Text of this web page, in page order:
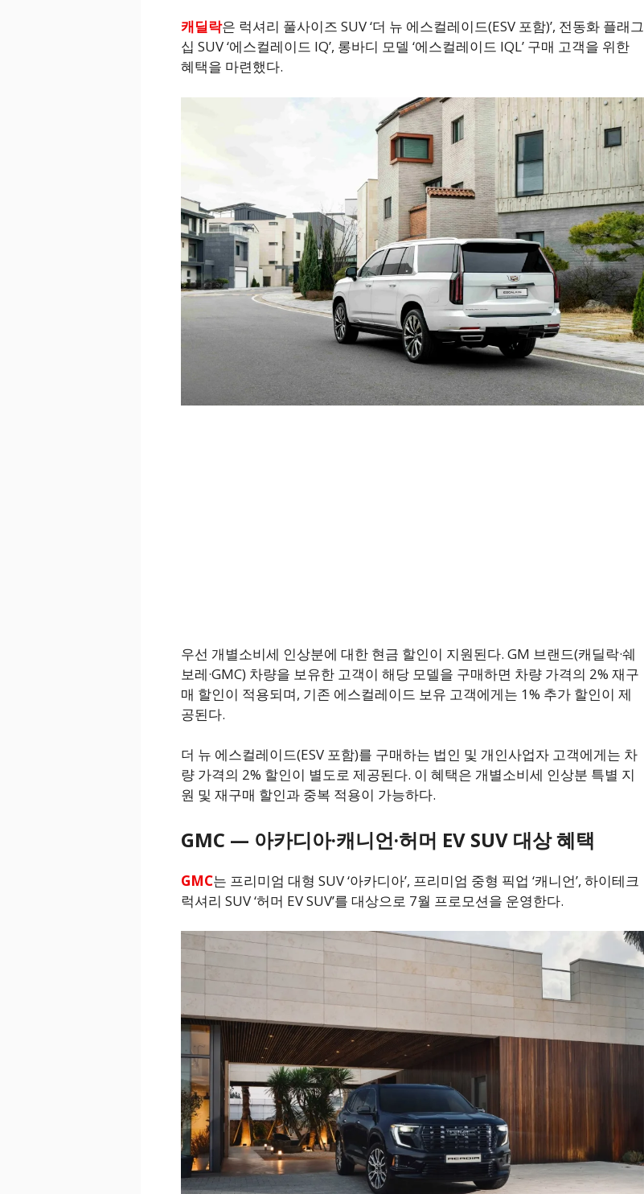
캐딜락은 럭셔리 풀사이즈 SUV ‘더 뉴 에스컬레이드(ESV 포함)’, 전동화 플래그
십 SUV ‘에스컬레이드 IQ’, 롱바디 모델 ‘에스컬레이드 IQL’ 구매 고객을 위한
혜택을 마련했다.
우선 개별소비세 인상분에 대한 현금 할인이 지원된다. GM 브랜드(캐딜락·쉐
보레·GMC) 차량을 보유한 고객이 해당 모델을 구매하면 차량 가격의 2% 재구
매 할인이 적용되며, 기존 에스컬레이드 보유 고객에게는 1% 추가 할인이 제
공된다.
더 뉴 에스컬레이드(ESV 포함)를 구매하는 법인 및 개인사업자 고객에게는 차
량 가격의 2% 할인이 별도로 제공된다. 이 혜택은 개별소비세 인상분 특별 지
원 및 재구매 할인과 중복 적용이 가능하다.
GMC — 아카디아·캐니언·허머 EV SUV 대상 혜택
GMC는 프리미엄 대형 SUV ‘아카디아’, 프리미엄 중형 픽업 ‘캐니언’, 하이테크
럭셔리 SUV ‘허머 EV SUV’를 대상으로 7월 프로모션을 운영한다.